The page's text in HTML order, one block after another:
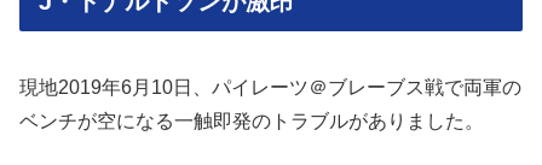
現地2019年6月10日、パイレーツ＠ブレーブス戦で両軍の
ベンチが空になる一触即発のトラブルがありました。